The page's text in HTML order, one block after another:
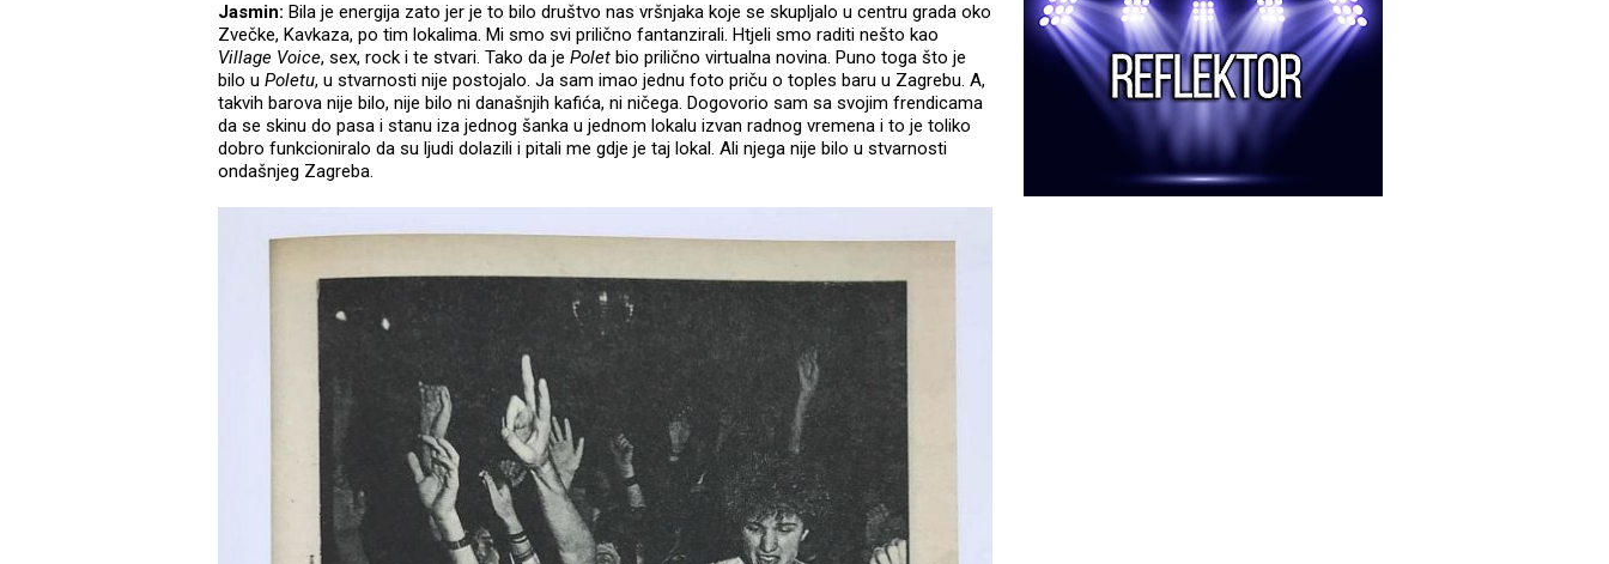
Jasmin: Bila je energija zato jer je to bilo društvo nas vršnjaka koje se skupljalo u centru grada oko
Zvečke, Kavkaza, po tim lokalima. Mi smo svi prilično fantanzirali. Htjeli smo raditi nešto kao
Village Voice, sex, rock i te stvari. Tako da je Polet bio prilično virtualna novina. Puno toga što je
bilo u Poletu, u stvarnosti nije postojalo. Ja sam imao jednu foto priču o toples baru u Zagrebu. A,
takvih barova nije bilo, nije bilo ni današnjih kafića, ni ničega. Dogovorio sam sa svojim frendicama
da se skinu do pasa i stanu iza jednog šanka u jednom lokalu izvan radnog vremena i to je toliko
dobro funkcioniralo da su ljudi dolazili i pitali me gdje je taj lokal. Ali njega nije bilo u stvarnosti
ondašnjeg Zagreba.